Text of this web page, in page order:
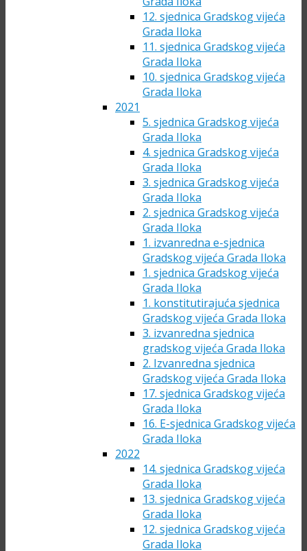
12. sjednica Gradskog vijeća
Grada Iloka
11. sjednica Gradskog vijeća
Grada Iloka
10. sjednica Gradskog vijeća
Grada Iloka
2021
5. sjednica Gradskog vijeća
Grada Iloka
4. sjednica Gradskog vijeća
Grada Iloka
3. sjednica Gradskog vijeća
Grada Iloka
2. sjednica Gradskog vijeća
Grada Iloka
1. izvanredna e-sjednica
Gradskog vijeća Grada Iloka
1. sjednica Gradskog vijeća
Grada Iloka
1. konstitutirajuća sjednica
Gradskog vijeća Grada Iloka
3. izvanredna sjednica
gradskog vijeća Grada Iloka
2. Izvanredna sjednica
Gradskog vijeća Grada Iloka
17. sjednica Gradskog vijeća
Grada Iloka
16. E-sjednica Gradskog vijeća
Grada Iloka
2022
14. sjednica Gradskog vijeća
Grada Iloka
13. sjednica Gradskog vijeća
Grada Iloka
12. sjednica Gradskog vijeća
Grada Iloka